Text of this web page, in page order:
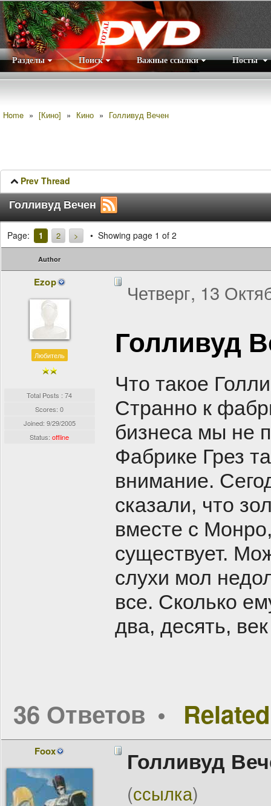
Разделы Поиск Важные ссылки Посты
Home » [Кино] » Кино » Голливуд Вечен
Prev Thread
Голливуд Вечен
Page: 1 2 > Showing page 1 of 2
Author
Ezop
Любитель
Total Posts : 74
Scores: 0
Joined: 9/29/2005
Status:offline
Четверг, 13
Голливуд
Что такое
Странно к
бизнеса мы не
Фабрике Грез
внимание.
сказали, что
вместе с
существует.
слухи мол
все. Сколько
два, десять,
36 Ответов
Foox Голливуд
(ссылка)